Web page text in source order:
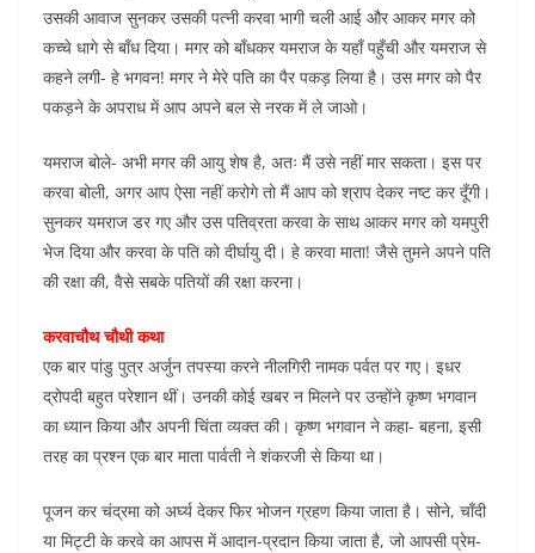
उसकी आवाज सुनकर उसकी पत्नी करवा भागी चली आई और आकर मगर को
कच्चे धागे से बाँध दिया। मगर को बाँधकर यमराज के यहाँ पहुँची और यमराज से
कहने लगी- हे भगवन! मगर ने मेरे पति का पैर पकड़ लिया है। उस मगर को पैर
पकड़ने के अपराध में आप अपने बल से नरक में ले जाओ।
यमराज बोले- अभी मगर की आयु शेष है, अतः मैं उसे नहीं मार सकता। इस पर
करवा बोली, अगर आप ऐसा नहीं करोगे तो मैं आप को श्राप देकर नष्ट कर दूँगी।
सुनकर यमराज डर गए और उस पतिव्रता करवा के साथ आकर मगर को यमपुरी
भेज दिया और करवा के पति को दीर्घायु दी। हे करवा माता! जैसे तुमने अपने पति
की रक्षा की, वैसे सबके पतियों की रक्षा करना।
करवाचौथ चौथी कथा
एक बार पांडु पुत्र अर्जुन तपस्या करने नीलगिरी नामक पर्वत पर गए। इधर
द्रोपदी बहुत परेशान थीं। उनकी कोई खबर न मिलने पर उन्होंने कृष्ण भगवान
का ध्यान किया और अपनी चिंता व्यक्त की। कृष्ण भगवान ने कहा- बहना, इसी
तरह का प्रश्न एक बार माता पार्वती ने शंकरजी से किया था।
पूजन कर चंद्रमा को अर्घ्‍य देकर फिर भोजन ग्रहण किया जाता है। सोने, चाँदी
या मिट्टी के करवे का आपस में आदान-प्रदान किया जाता है, जो आपसी प्रेम-